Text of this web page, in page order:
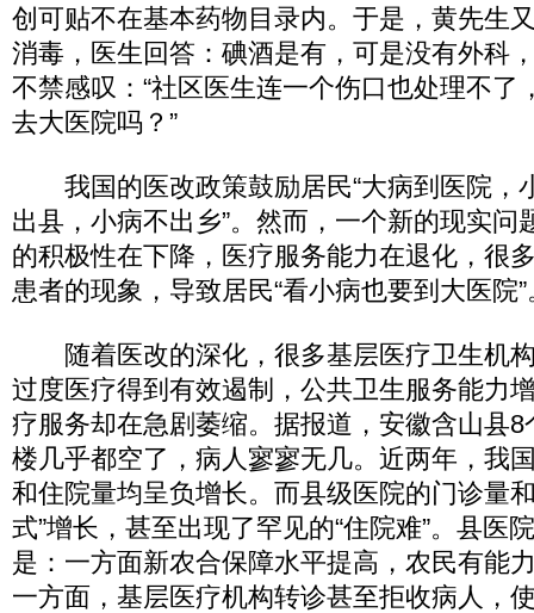
创可贴不在基本药物目录内。于是，黄先生
消毒，医生回答：碘酒是有，可是没有外科
不禁感叹：“社区医生连一个伤口也处理不了
去大医院吗？”
我国的医改政策鼓励居民“大病到医院，
出县，小病不出乡”。然而，一个新的现实问
的积极性在下降，医疗服务能力在退化，很
患者的现象，导致居民“看小病也要到大医院”
随着医改的深化，很多基层医疗卫生机构
过度医疗得到有效遏制，公共卫生服务能力
疗服务却在急剧萎缩。据报道，安徽含山县
楼几乎都空了，病人寥寥无几。近两年，我
和住院量均呈负增长。而县级医院的门诊量
式”增长，甚至出现了罕见的“住院难”。县医
是：一方面新农合保障水平提高，农民有能
一方面，基层医疗机构转诊甚至拒收病人，